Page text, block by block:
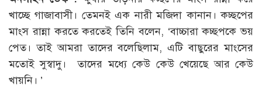
খাচ্ছে গাজাবাসী। তেমনই এক নারী মজিদা কানান। কচ্ছপের
মাংস রান্না করতে করতেই তিনি বলেন, ‘বাচ্চারা কচ্ছপকে ভয়
পেত। তাই আমরা তাদের বলেছিলাম, এটি বাছুরের মাংসের
মতোই সুস্বাদু। তাদের মধ্যে কেউ কেউ খেয়েছে আর কেউ
খায়নি। ’